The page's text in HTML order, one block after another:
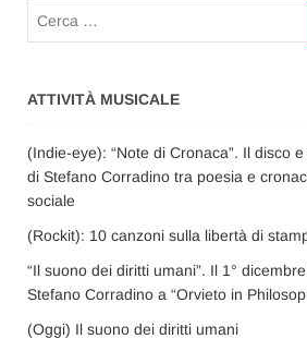
ATTIVITÀ MUSICALE
(Indie-eye): “Note di Cronaca”. Il disco
di Stefano Corradino tra poesia e
sociale
(Rockit): 10 canzoni sulla libertà di
“Il suono dei diritti umani”. Il 1°
Stefano Corradino a “Orvieto in
(Oggi) Il suono dei diritti umani